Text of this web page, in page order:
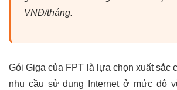
VNĐ/tháng.
Gói Giga của FPT là lựa chọn xuất sắc
nhu cầu sử dụng Internet ở mức độ